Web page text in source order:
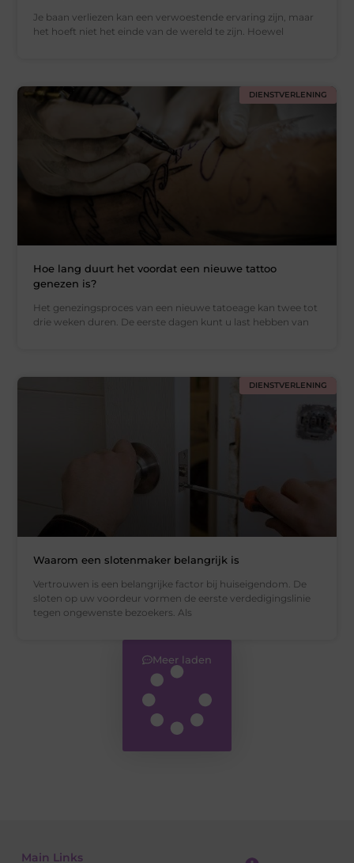
Je baan verliezen kan een verwoestende ervaring zijn, maar
het hoeft niet het einde van de wereld te zijn. Hoewel
DIENSTVERLENING
Hoe lang duurt het voordat een nieuwe tattoo
genezen is?
Het genezingsproces van een nieuwe tatoeage kan twee tot
drie weken duren. De eerste dagen kunt u last hebben van
DIENSTVERLENING
Waarom een slotenmaker belangrijk is
Vertrouwen is een belangrijke factor bij huiseigendom. De
sloten op uw voordeur vormen de eerste verdedigingslinie
tegen ongewenste bezoekers. Als
Meer laden
Main Links